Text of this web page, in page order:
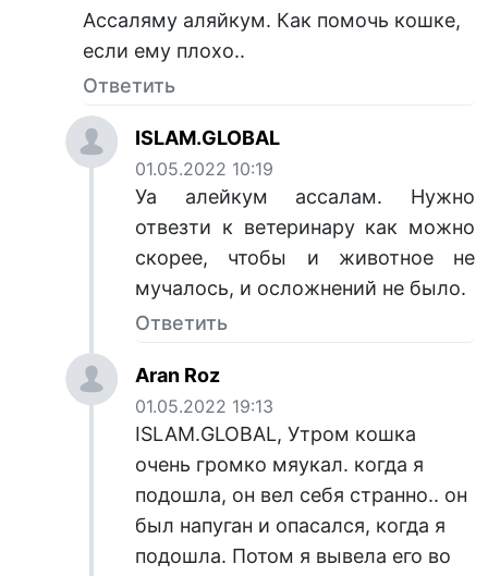
Ассаляму аляйкум. Как помочь кошке,
если ему плохо..
Ответить
ISLAM.GLOBAL
01.05.2022 10:19
Уа алейкум ассалам. Нужно
отвезти к ветеринару как можно
скорее, чтобы и животное не
мучалось, и осложнений не было.
Ответить
Aran Roz
01.05.2022 19:13
ISLAM.GLOBAL, Утром кошка
очень громко мяукал. когда я
подошла, он вел себя странно.. он
был напуган и опасался, когда я
подошла. Потом я вывела его во